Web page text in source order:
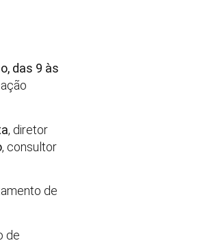
das 9 às
, diretor
, consultor
de
de